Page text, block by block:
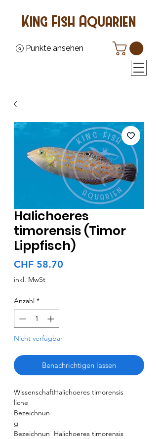
Punkte ansehen
King Fish Aquarien
Halichoeres
timorensis (Timor
Lippfisch)
CHF 58.70
inkl. MwSt
Anzahl *
Nicht verfügbar
Benachrichtigen lassen
Wissenschaft
liche
Bezeichnun
g
Halichoeres timorensis
Bezeichnun Halichoeres timorensis